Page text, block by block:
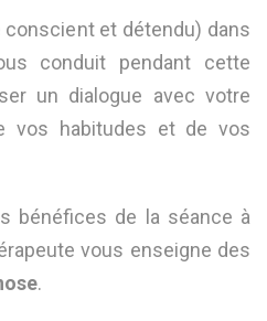
conscient et détendu) dans
conduit pendant cette
un dialogue avec votre
vos habitudes et de vos
bénéfices de la séance à
vous enseigne des
.